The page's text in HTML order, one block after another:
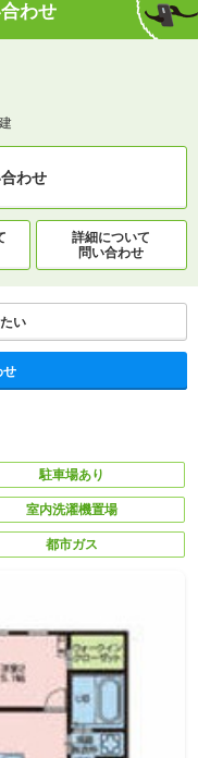
わせ
わせ
詳細について
問い合わせ
い
せ
駐車場あり
室内洗濯機置場
都市ガス